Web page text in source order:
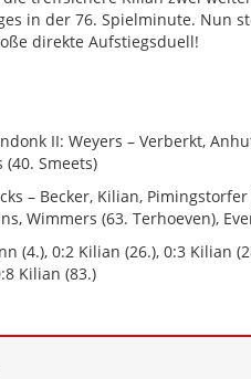
in der 76. Spielminute. Nun
direkte Aufstiegsduell!
II: Weyers – Verberkt,
(40. Smeets)
– Becker, Kilian,
Wimmers (63. Terhoeven),
(4.), 0:2 Kilian (26.), 0:3 Kilian
Kilian (83.)